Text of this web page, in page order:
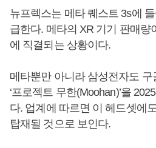
뉴프렉스는 메타 퀘스트 3s에
급한다. 메타의 XR 기기 판매량
에 직결되는 상황이다.
메타뿐만 아니라 삼성전자도
‘프로젝트 무한(Moohan)’을
다. 업계에 따르면 이 헤드셋에
탑재될 것으로 보인다.